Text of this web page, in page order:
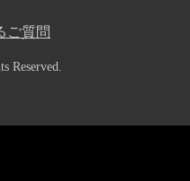
ご質問
Reserved.